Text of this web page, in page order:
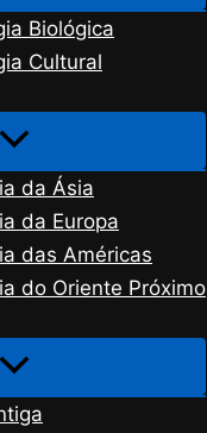
Biológica
Cultural
da Ásia
da Europa
das Américas
do Oriente Próximo